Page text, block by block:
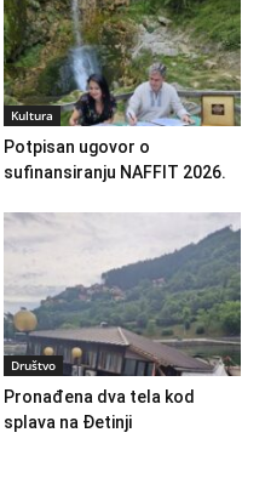
Kultura
Potpisan ugovor o
sufinansiranju NAFFIT 2026.
Društvo
Pronađena dva tela kod
splava na Đetinji